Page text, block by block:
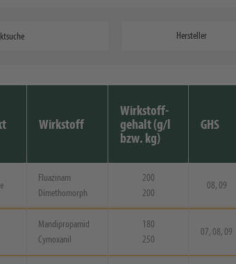
Hersteller
Wirkstoff
Wirkstoff-
gehalt (g/l
bzw. kg)
GHS
Fluazinam
Dimethomorph
200
200
08, 09
Mandipropamid
Cymoxanil
180
250
07, 08, 09